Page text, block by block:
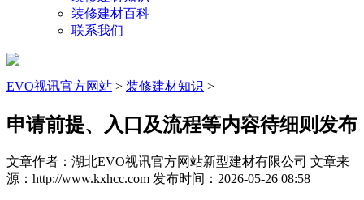
装修建材百科
联系我们
EVO视讯官方网站 > 装修建材知识 >
申请前提、入口及流程等内容待细则发布
文章作者：湖北EVO视讯官方网站新型建材有限公司 文章来
源：http://www.kxhcc.com 发布时间：2026-05-26 08:58